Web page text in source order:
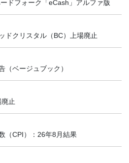
ドフォーク「eCash」アルファ版
ドクリスタル（BC）上場廃止
（ベージュブック）
止
（CPI）：26年8月結果